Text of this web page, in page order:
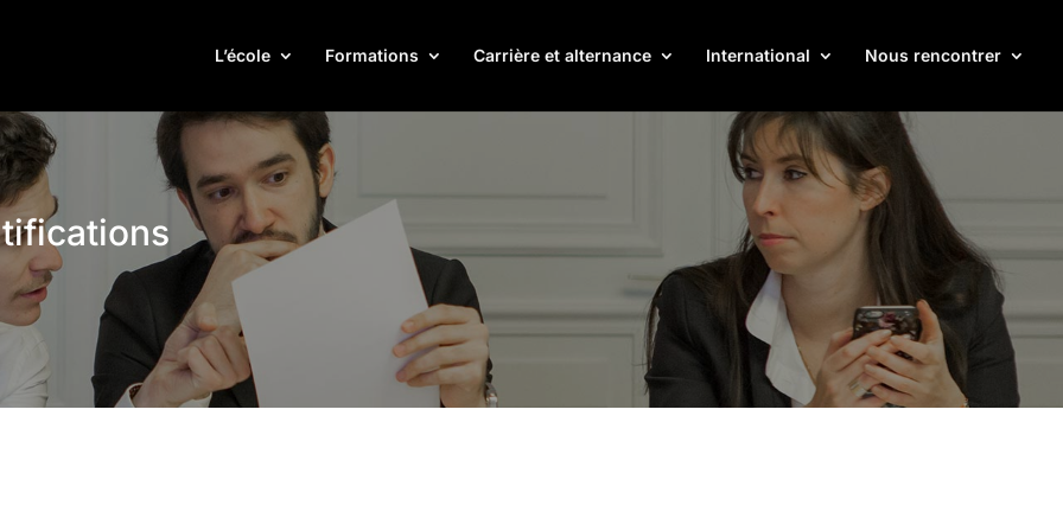
L’école Formations Carrière et alternance International Nous rencontrer